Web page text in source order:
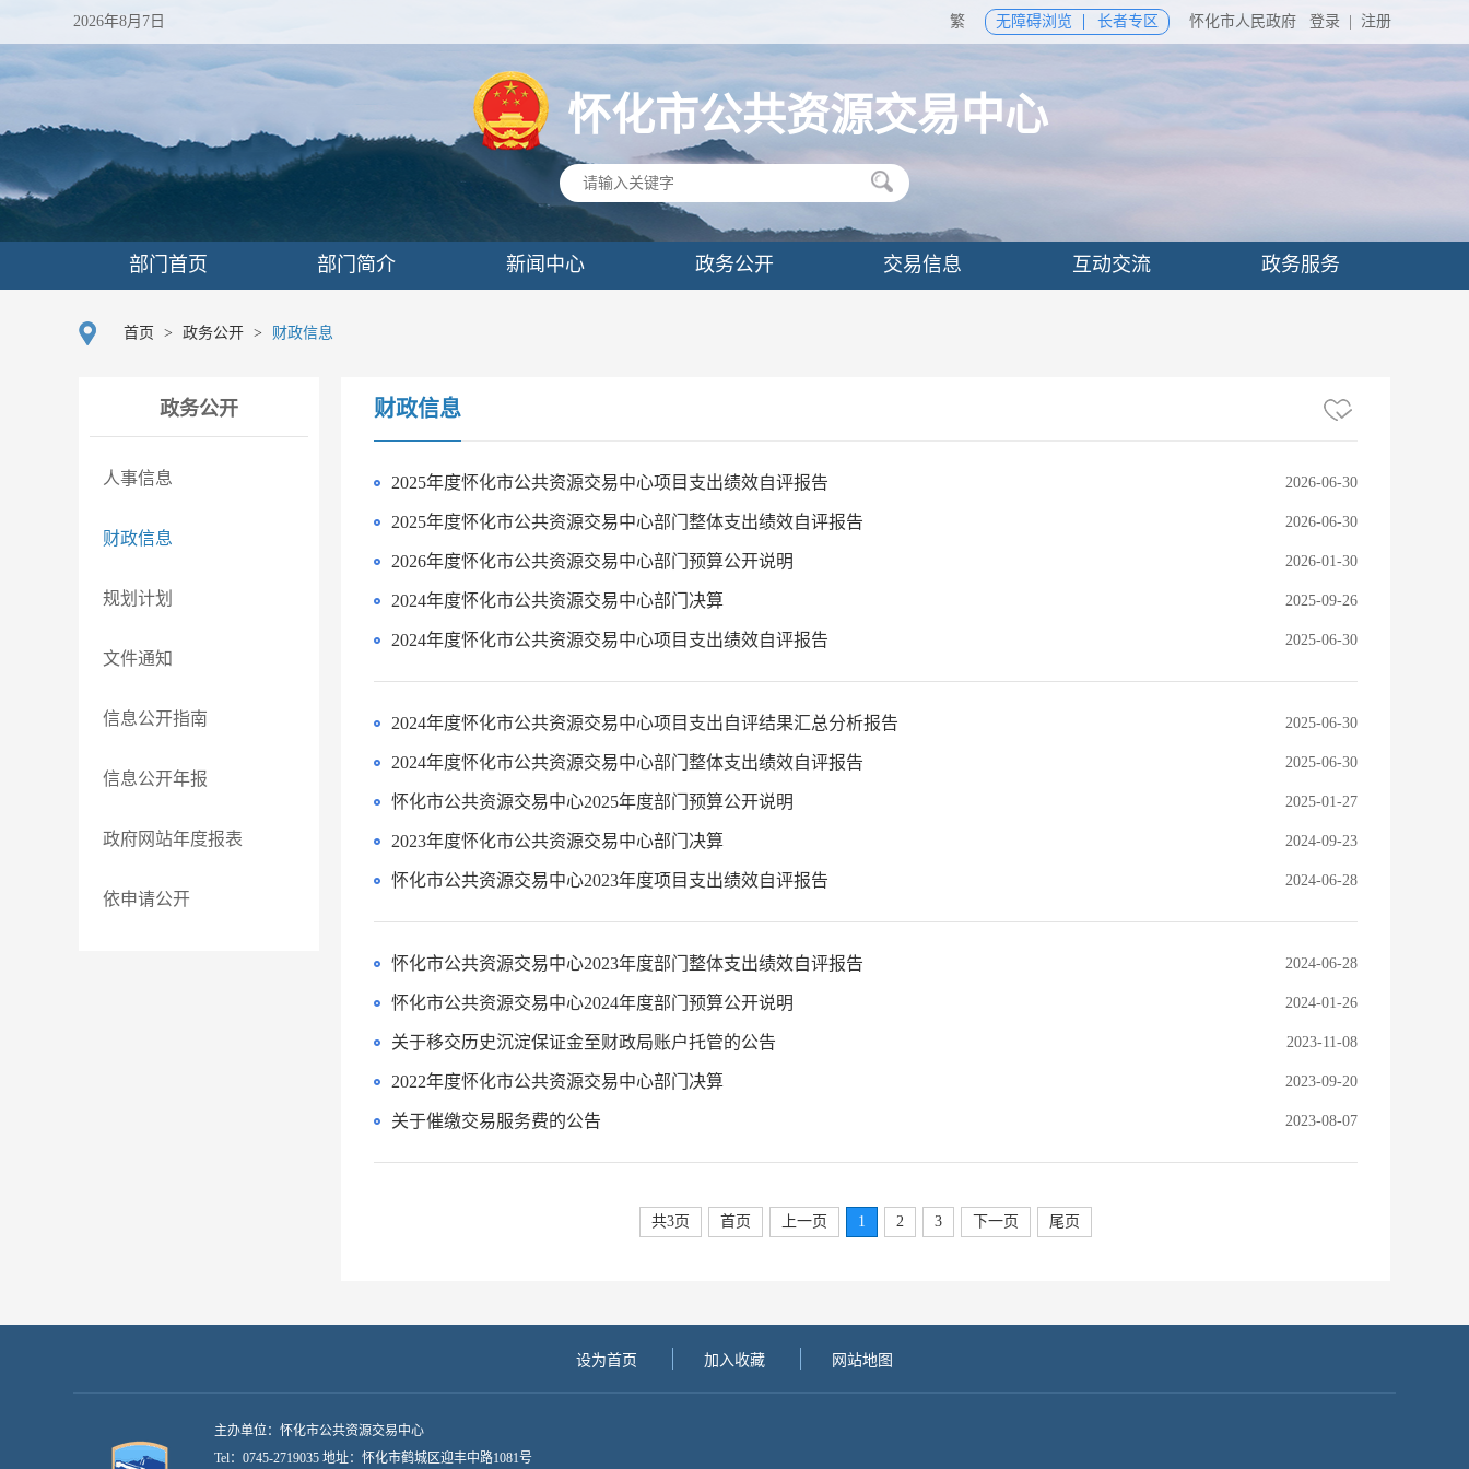
2026年8月7日 繁 无障碍浏览 长者专区 怀化市人民政府 登录 注册
怀化市公共资源交易中心
部门首页 部门简介 新闻中心 政务公开 交易信息 互动交流 政务服务
首页 > 政务公开 > 财政信息
政务公开
人事信息
财政信息
规划计划
文件通知
信息公开指南
信息公开年报
政府网站年度报表
依申请公开
财政信息
2025年度怀化市公共资源交易中心项目支出绩效自评报告 2026-06-30
2025年度怀化市公共资源交易中心部门整体支出绩效自评报告 2026-06-30
2026年度怀化市公共资源交易中心部门预算公开说明 2026-01-30
2024年度怀化市公共资源交易中心部门决算 2025-09-26
2024年度怀化市公共资源交易中心项目支出绩效自评报告 2025-06-30
2024年度怀化市公共资源交易中心项目支出自评结果汇总分析报告 2025-06-30
2024年度怀化市公共资源交易中心部门整体支出绩效自评报告 2025-06-30
怀化市公共资源交易中心2025年度部门预算公开说明 2025-01-27
2023年度怀化市公共资源交易中心部门决算 2024-09-23
怀化市公共资源交易中心2023年度项目支出绩效自评报告 2024-06-28
怀化市公共资源交易中心2023年度部门整体支出绩效自评报告 2024-06-28
怀化市公共资源交易中心2024年度部门预算公开说明 2024-01-26
关于移交历史沉淀保证金至财政局账户托管的公告 2023-11-08
2022年度怀化市公共资源交易中心部门决算 2023-09-20
关于催缴交易服务费的公告 2023-08-07
共3页 首页 上一页 1 2 3 下一页 尾页
设为首页 加入收藏 网站地图
主办单位：怀化市公共资源交易中心
Tel：0745-2719035 地址：怀化市鹤城区迎丰中路1081号